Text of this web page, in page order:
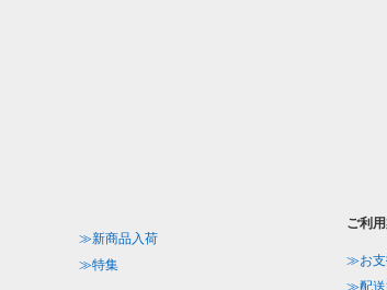
≫新商品入荷
≫特集
ご利
≫お支
≫配送